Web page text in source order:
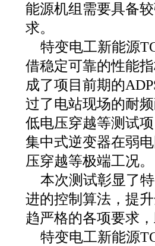
能源机组需要具备
求。
特变电工新能源
借稳定可靠的性能
成了项目前期的
过了电站现场的耐
低电压穿越等测试
集中式逆变器在弱
压穿越等极端工况。
本次测试彰显了
进的控制算法，提
趋严格的各项要求
特变电工新能源